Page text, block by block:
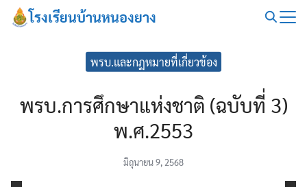
Skip
โรงเรียนบ้านหนองยาง
พรบ.และกฏหมายที่เกี่ยวข้อง
พรบ.การศึกษาแห่งชาติ (ฉบับที่ 3)
พ.ศ.2553
มิถุนายน 9, 2568